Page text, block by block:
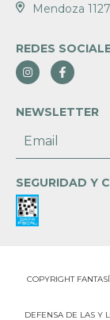
Mendoza 1127
REDES
NEWSLETTER
SEGURIDAD Y
COPYRIGHT
DEFENSA DE LAS Y